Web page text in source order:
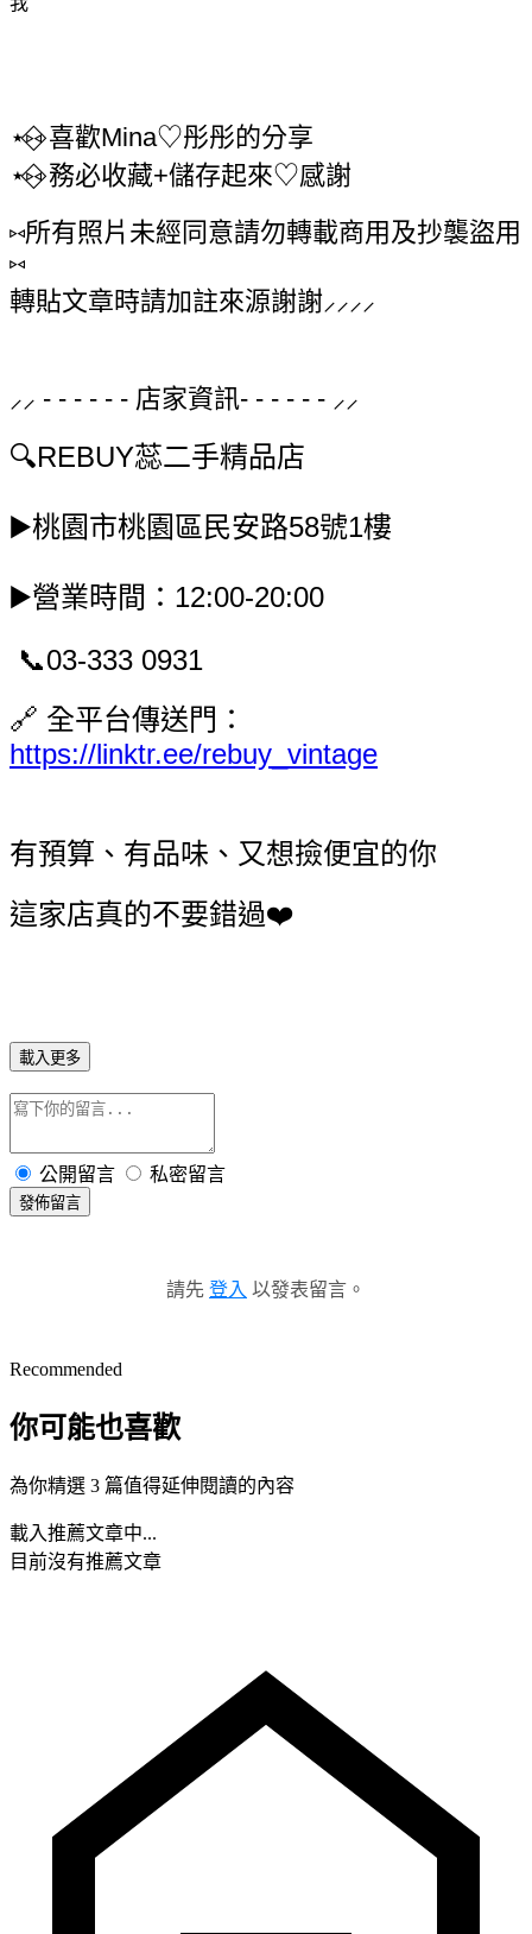
⋆⑅⃟ 喜歡Mina♡彤彤的分享
⋆⑅⃟ 務必收藏+儲存起來♡感謝
⑅所有照片未經同意請勿轉載商用及抄襲盜用
⑅
轉貼文章時請加註來源謝謝⸝⸝⸝⸝
⸝⸝ - - - - - - 店家資訊- - - - - - ⸝⸝
🔍REBUY蕊二手精品店
▶️桃園市桃園區民安路58號1樓
▶️營業時間：12:00-20:00
📞03-333 0931
🔗 全平台傳送門：
https://linktr.ee/rebuy_vintage
有預算、有品味、又想撿便宜的你
這家店真的不要錯過❤️
載入更多
公開留言 私密留言
發佈留言
請先 登入 以發表留言。
Recommended
你可能也喜歡
為你精選 3 篇值得延伸閱讀的內容
載入推薦文章中...
目前沒有推薦文章